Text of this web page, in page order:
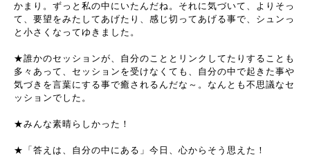
かまり。ずっと私の中にいたんだね。それに気づいて、よりそっ
て、要望をみたしてあげたり、感じ切ってあげる事で、シュンっ
と小さくなってゆきました。
★誰かのセッションが、自分のこととリンクしてたりすることも
多々あって、セッションを受けなくても、自分の中で起きた事や
気づきを言葉にする事で癒されるんだな～。なんとも不思議なセ
ッションでした。
★みんな素晴らしかった！
★「答えは、自分の中にある」今日、心からそう思えた！